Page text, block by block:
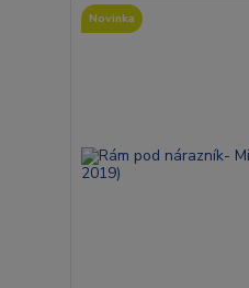
Novinka